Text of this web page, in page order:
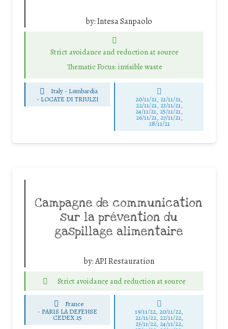
by:Intesa Sanpaolo
Strict avoidance and reduction at source
Thematic Focus: invisible waste
Italy - Lombardia
- LOCATE DI TRIULZI 20/11/21, 21/11/21,
22/11/21, 23/11/21,
24/11/21, 25/11/21,
26/11/21, 27/11/21,
28/11/21
Campagne de communication
sur la prévention du
gaspillage alimentaire
by:API Restauration
Strict avoidance and reduction at source
France
- PARIS LA DEFENSE
CEDEX 25
19/11/22, 20/11/22,
21/11/22, 22/11/22,
23/11/22, 24/11/22,